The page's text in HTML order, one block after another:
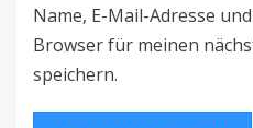
Name, E-Mail-Adresse
Browser für meinen
speichern.